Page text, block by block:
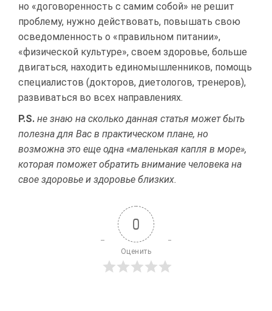
но «договоренность с самим собой» не решит
проблему, нужно действовать, повышать свою
осведомленность о «правильном питании»,
«физической культуре», своем здоровье, больше
двигаться, находить единомышленников, помощь
специалистов (докторов, диетологов, тренеров),
развиваться во всех направлениях.
P.S. не знаю на сколько данная статья может быть
полезна для Вас в практическом плане, но
возможна это еще одна «маленькая капля в море»,
которая поможет обратить внимание человека на
свое здоровье и здоровье близких.
0
Оценить